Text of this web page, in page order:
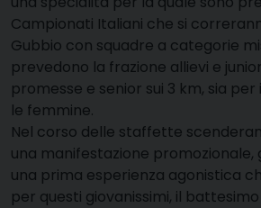
Campionati Italiani che si
Gubbio con squadre a categorie
prevedono la frazione allievi e
promesse e senior sui 3 km, sia
le femmine.
Nel corso delle staffette
una manifestazione promozionale,
una prima esperienza agonistica
per questi giovanissimi, il